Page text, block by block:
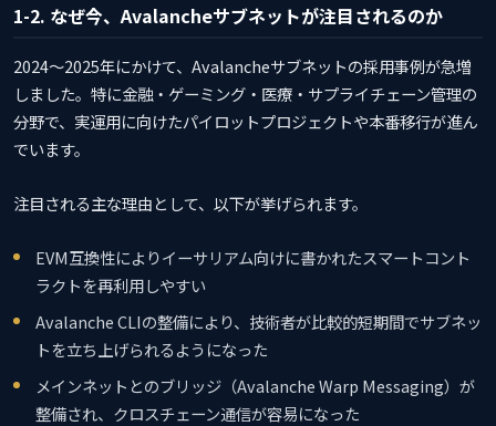
1-2. なぜ今、Avalancheサブネットが注目されるのか
2024〜2025年にかけて、Avalancheサブネットの採用事例が急増
しました。特に金融・ゲーミング・医療・サプライチェーン管理の
分野で、実運用に向けたパイロットプロジェクトや本番移行が進ん
でいます。
注目される主な理由として、以下が挙げられます。
EVM互換性によりイーサリアム向けに書かれたスマートコント
ラクトを再利用しやすい
Avalanche CLIの整備により、技術者が比較的短期間でサブネッ
トを立ち上げられるようになった
メインネットとのブリッジ（Avalanche Warp Messaging）が
整備され、クロスチェーン通信が容易になった